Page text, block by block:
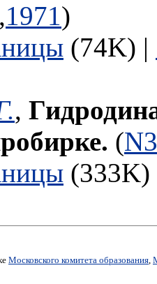
,1971)
(74K) |
,
(N3
Московского комитета образования,